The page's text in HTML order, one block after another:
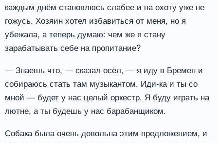
каждым днём становлюсь слабее и на охоту уже не
гожусь. Хозяин хотел избавиться от меня, но я
убежала, а теперь думаю: чем же я стану
зарабатывать себе на пропитание?
— Знаешь что, — сказал осёл, — я иду в Бремен и
собираюсь стать там музыкантом. Иди-ка и ты со
мной — будет у нас целый оркестр. Я буду играть на
лютне, а ты будешь у нас барабанщиком.
Собака была очень довольна этим предложением, и